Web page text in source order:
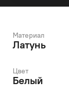
Материал
Латунь
Цвет
Белый